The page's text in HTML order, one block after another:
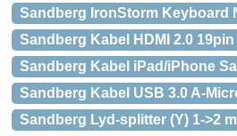
Sandberg IronStorm Keyboard
Sandberg Kabel HDMI 2.0
Sandberg Kabel iPad/iPhone
Sandberg Kabel USB 3.0 A-
Sandberg Lyd-splitter (Y) 1->2